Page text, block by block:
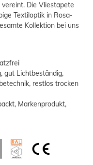
Die Vliestapete
Textiloptik in Rosa-
Kollektion bei uns
gut Lichtbeständig,
restlos trocken
Markenprodukt,